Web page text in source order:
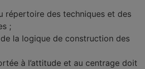
répertoire des techniques et des
;
la logique de construction des
à l’attitude et au centrage doit